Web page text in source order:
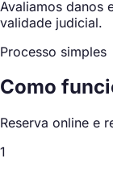
Avaliamos danos
validade judicial.
Processo simples
Como
Reserva online e
1